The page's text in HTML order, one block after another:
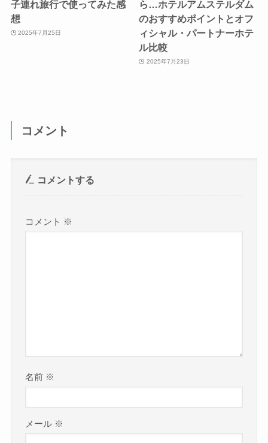
子連れ旅行で使ってみた感
想
2025年7月25日
ら…ホテルアムステルダム
のおすすめポイントとオフ
ィシャル・パートナーホテ
ル比較
2025年7月23日
コメント
コメントする
コメント ※
名前 ※
メール ※